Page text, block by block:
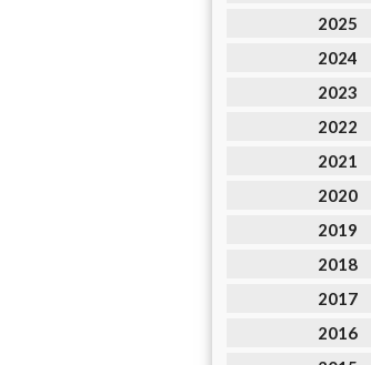
2025
2024
2023
2022
2021
2020
2019
2018
2017
2016